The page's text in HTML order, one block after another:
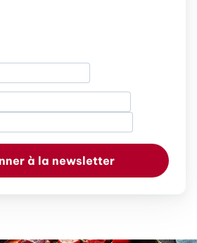
à la newsletter